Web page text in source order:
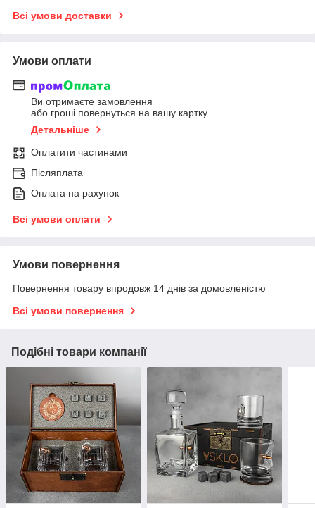
Всі умови доставки
Умови оплати
Ви отримаєте замовлення
або гроші повернуться на вашу картку
Детальніше
Оплатити частинами
Післяплата
Оплата на рахунок
Всі умови оплати
Умови повернення
Повернення товару впродовж 14 днів за домовленістю
Всі умови повернення
Подібні товари компанії